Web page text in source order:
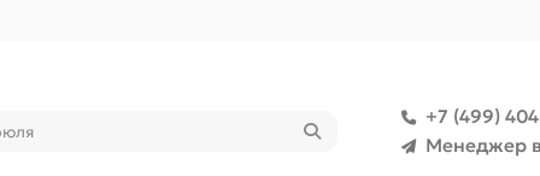
+7 (499)
Менеджер